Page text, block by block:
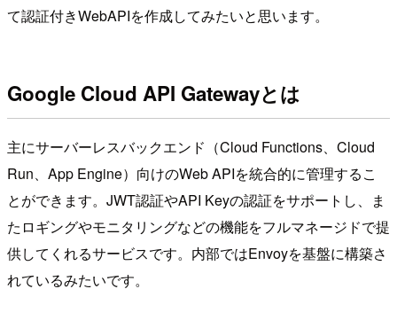
て認証付きWebAPIを作成してみたいと思います。
Google Cloud API Gatewayとは
主にサーバーレスバックエンド（Cloud Functions、Cloud
Run、App Engine）向けのWeb APIを統合的に管理するこ
とができます。JWT認証やAPI Keyの認証をサポートし、ま
たロギングやモニタリングなどの機能をフルマネージドで提
供してくれるサービスです。内部ではEnvoyを基盤に構築さ
れているみたいです。